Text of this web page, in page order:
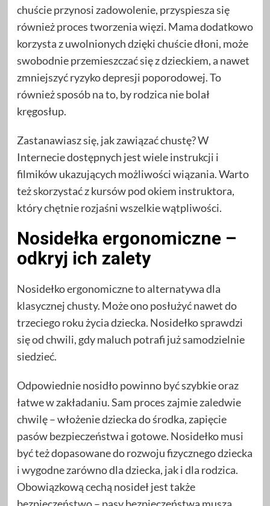
chuście przynosi zadowolenie, przyspiesza się
również proces tworzenia więzi. Mama dodatkowo
korzysta z uwolnionych dzięki chuście dłoni, może
swobodnie przemieszczać się z dzieckiem, a nawet
zmniejszyć ryzyko depresji poporodowej. To
również sposób na to, by rodzica nie bolał
kręgosłup.
Zastanawiasz się, jak zawiązać chustę? W
Internecie dostępnych jest wiele instrukcji i
filmików ukazujących możliwości wiązania. Warto
też skorzystać z kursów pod okiem instruktora,
który chętnie rozjaśni wszelkie wątpliwości.
Nosidełka ergonomiczne –
odkryj ich zalety
Nosidełko ergonomiczne to alternatywa dla
klasycznej chusty. Może ono posłużyć nawet do
trzeciego roku życia dziecka. Nosidełko sprawdzi
się od chwili, gdy maluch potrafi już samodzielnie
siedzieć.
Odpowiednie nosidło powinno być szybkie oraz
łatwe w zakładaniu. Sam proces zajmie zaledwie
chwilę – włożenie dziecka do środka, zapięcie
pasów bezpieczeństwa i gotowe. Nosidełko musi
być też dopasowane do rozwoju fizycznego dziecka
i wygodne zarówno dla dziecka, jak i dla rodzica.
Obowiązkową cechą nosideł jest także